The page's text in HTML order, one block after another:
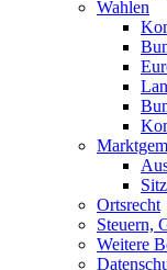
Wahlen
Ortsrecht
Steuern,
Weitere